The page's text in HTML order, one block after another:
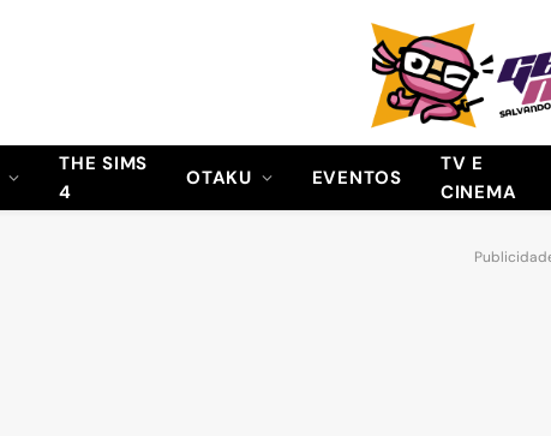
THE SIMS
4
OTAKU EVENTOS
TV E
CINEMA